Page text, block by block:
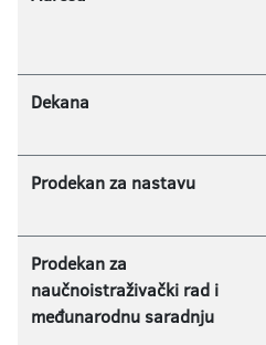
Dekana
Prodekan za nastavu
Prodekan za
naučnoistraživački rad i
međunarodnu saradnju